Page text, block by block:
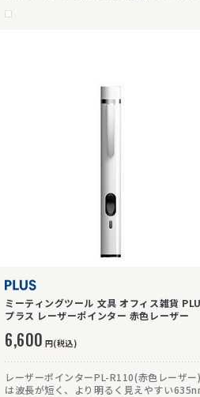
※CHATboardチャットボード専用イレーザ
ミーティングツール 文具 オフィス雑貨
プラス レーザーポインター 赤色レーザー
6,600 円(税込)
レーザーポインターPL-R110(赤色レーザー
は波長が短く、より明るく見えやすい